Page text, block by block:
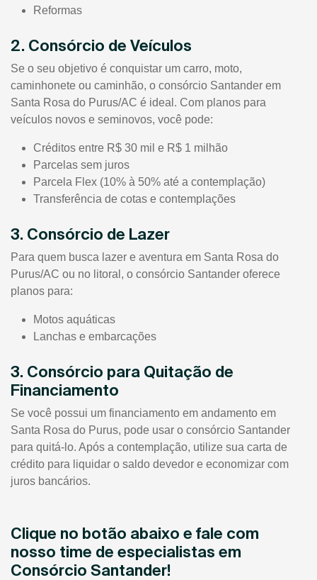
Reformas
2. Consórcio de Veículos
Se o seu objetivo é conquistar um carro, moto,
caminhonete ou caminhão, o consórcio Santander em
Santa Rosa do Purus/AC é ideal. Com planos para
veículos novos e seminovos, você pode:
Créditos entre R$ 30 mil e R$ 1 milhão
Parcelas sem juros
Parcela Flex (10% à 50% até a contemplação)
Transferência de cotas e contemplações
3. Consórcio de Lazer
Para quem busca lazer e aventura em Santa Rosa do
Purus/AC ou no litoral, o consórcio Santander oferece
planos para:
Motos aquáticas
Lanchas e embarcações
3. Consórcio para Quitação de
Financiamento
Se você possui um financiamento em andamento em
Santa Rosa do Purus, pode usar o consórcio Santander
para quitá-lo. Após a contemplação, utilize sua carta de
crédito para liquidar o saldo devedor e economizar com
juros bancários.
Clique no botão abaixo e fale com
nosso time de especialistas em
Consórcio Santander!